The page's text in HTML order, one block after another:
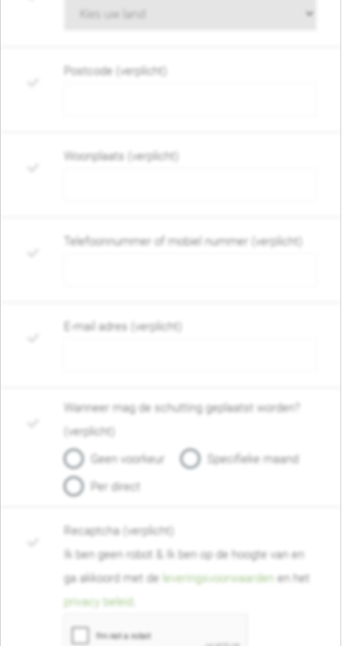
Postcode (verplicht)
Woonplaats (verplicht)
Telefoonnummer of mobiel nummer (verplicht)
E-mail adres (verplicht)
Wanneer mag de schutting geplaatst worden?
(verplicht)
Geen voorkeur
Specifieke maand
Per direct
Recaptcha (verplicht)
Ik ben geen robot & Ik ben op de hoogte van en
ga akkoord met de leveringsvoorwaarden en het
privacy beleid